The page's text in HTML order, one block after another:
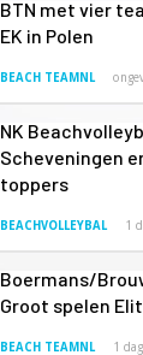
BTN met vier
EK in Polen
BEACH TEAMNL
NK
Scheveningen
toppers
BEACHVOLLEYBAL 1
Boermans/
Groot spelen
BEACH TEAMNL 1